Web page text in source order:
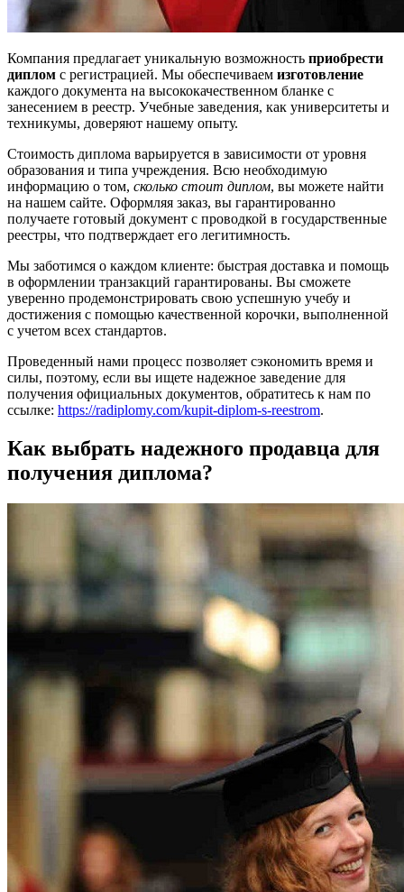
Компания предлагает уникальную возможность приобрести
диплом с регистрацией. Мы обеспечиваем изготовление
каждого документа на высококачественном бланке с
занесением в реестр. Учебные заведения, как университеты и
техникумы, доверяют нашему опыту.
Стоимость диплома варьируется в зависимости от уровня
образования и типа учреждения. Всю необходимую
информацию о том, сколько стоит диплом, вы можете найти
на нашем сайте. Оформляя заказ, вы гарантированно
получаете готовый документ с проводкой в государственные
реестры, что подтверждает его легитимность.
Мы заботимся о каждом клиенте: быстрая доставка и помощь
в оформлении транзакций гарантированы. Вы сможете
уверенно продемонстрировать свою успешную учебу и
достижения с помощью качественной корочки, выполненной
с учетом всех стандартов.
Проведенный нами процесс позволяет сэкономить время и
силы, поэтому, если вы ищете надежное заведение для
получения официальных документов, обратитесь к нам по
ссылке: https://radiplomy.com/kupit-diplom-s-reestrom.
Как выбрать надежного продавца для
получения диплома?